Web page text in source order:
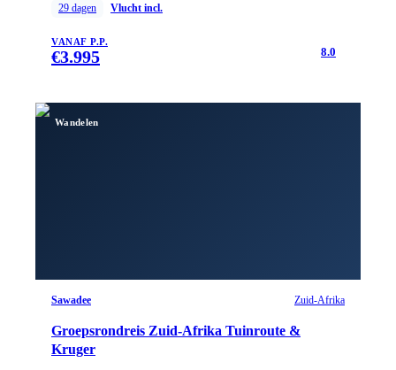
29 dagen Vlucht incl.
VANAF P.P.
€3.995 8.0
Wandelen
Sawadee Zuid-Afrika
Groepsrondreis Zuid-Afrika Tuinroute &
Kruger